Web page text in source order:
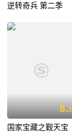
逆转奇兵 第二季
8.3
国家宝藏之觐天宝